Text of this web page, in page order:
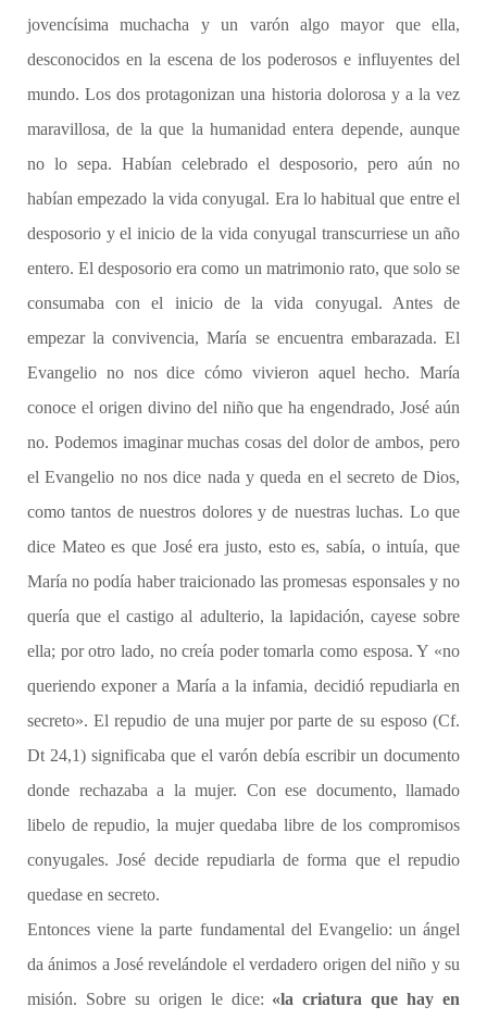
jovencísima muchacha y un varón algo mayor que ella,
desconocidos en la escena de los poderosos e influyentes del
mundo. Los dos protagonizan una historia dolorosa y a la vez
maravillosa, de la que la humanidad entera depende, aunque
no lo sepa. Habían celebrado el desposorio, pero aún no
habían empezado la vida conyugal. Era lo habitual que entre el
desposorio y el inicio de la vida conyugal transcurriese un año
entero. El desposorio era como un matrimonio rato, que solo se
consumaba con el inicio de la vida conyugal. Antes de
empezar la convivencia, María se encuentra embarazada. El
Evangelio no nos dice cómo vivieron aquel hecho. María
conoce el origen divino del niño que ha engendrado, José aún
no. Podemos imaginar muchas cosas del dolor de ambos, pero
el Evangelio no nos dice nada y queda en el secreto de Dios,
como tantos de nuestros dolores y de nuestras luchas. Lo que
dice Mateo es que José era justo, esto es, sabía, o intuía, que
María no podía haber traicionado las promesas esponsales y no
quería que el castigo al adulterio, la lapidación, cayese sobre
ella; por otro lado, no creía poder tomarla como esposa. Y «no
queriendo exponer a María a la infamia, decidió repudiarla en
secreto». El repudio de una mujer por parte de su esposo (Cf.
Dt 24,1) significaba que el varón debía escribir un documento
donde rechazaba a la mujer. Con ese documento, llamado
libelo de repudio, la mujer quedaba libre de los compromisos
conyugales. José decide repudiarla de forma que el repudio
quedase en secreto.
Entonces viene la parte fundamental del Evangelio: un ángel
da ánimos a José revelándole el verdadero origen del niño y su
misión. Sobre su origen le dice: «la criatura que hay en